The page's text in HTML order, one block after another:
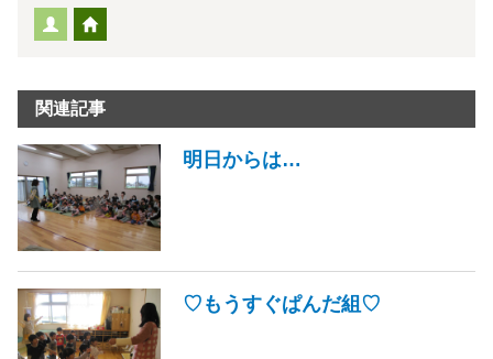
関連記事
明日からは…
♡もうすぐぱんだ組♡